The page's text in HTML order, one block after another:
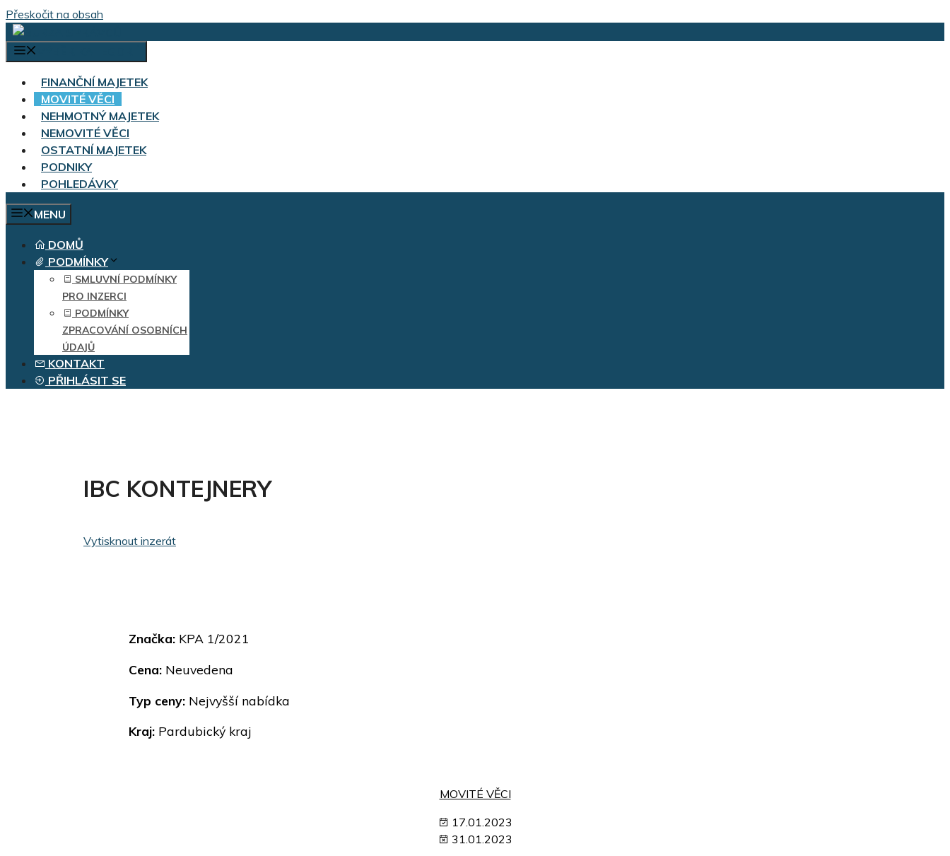
Přeskočit na obsah
FINANČNÍ MAJETEK
MOVITÉ VĚCI
NEHMOTNÝ MAJETEK
NEMOVITÉ VĚCI
OSTATNÍ MAJETEK
PODNIKY
POHLEDÁVKY
MENU
DOMŮ
PODMÍNKY
SMLUVNÍ PODMÍNKY
PRO INZERCI
PODMÍNKY
ZPRACOVÁNÍ OSOBNÍCH
ÚDAJŮ
KONTAKT
PŘIHLÁSIT SE
IBC KONTEJNERY
Vytisknout inzerát
Značka: KPA 1/2021
Cena: Neuvedena
Typ ceny: Nejvyšší nabídka
Kraj: Pardubický kraj
MOVITÉ VĚCI
17.01.2023
31.01.2023